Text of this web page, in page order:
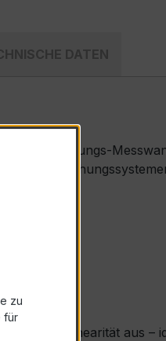
DATEN
Linearität aus –
zu
für